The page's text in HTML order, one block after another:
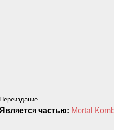
Переиздание
Является частью: Mortal